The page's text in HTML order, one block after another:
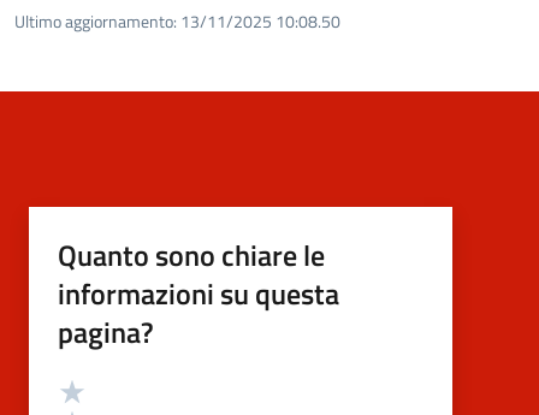
Ultimo aggiornamento: 13/11/2025 10:08.50
Quanto sono chiare le
informazioni su questa
pagina?
Valutazione